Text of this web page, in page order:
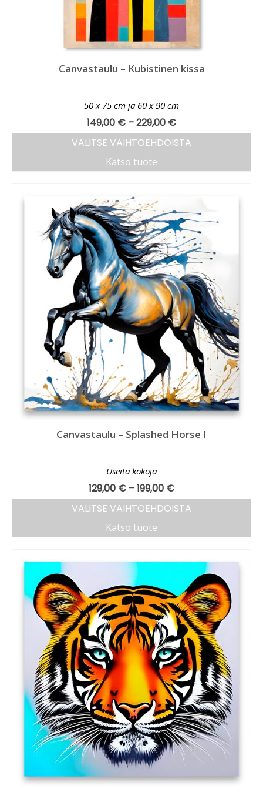
Canvastaulu – Kubistinen kissa
50 x 75 cm ja 60 x 90 cm
149,00 € –229,00 €
VALITSE VAIHTOEHDOISTA
Katso tuote
Canvastaulu – Splashed Horse I
Useita kokoja
129,00 € –199,00 €
VALITSE VAIHTOEHDOISTA
Katso tuote